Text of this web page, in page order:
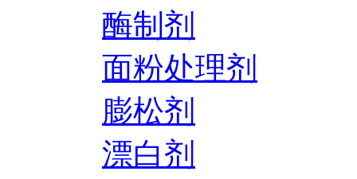
酶制剂
面粉处理剂
膨松剂
漂白剂